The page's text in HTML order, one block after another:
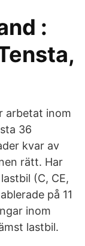
:
arbetat inom
36
kvar av
rätt. Har
(C, CE,
på 11
inom
lastbil.